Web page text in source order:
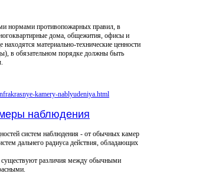
нормами противопожарных правил, в
дома, общежития, офисы и
материально-технические ценности
в обязательном порядке должны быть
наблюдения
систем наблюдения - от обычных камер
дальнего радиуса действия, обладающих
существуют различия между обычными